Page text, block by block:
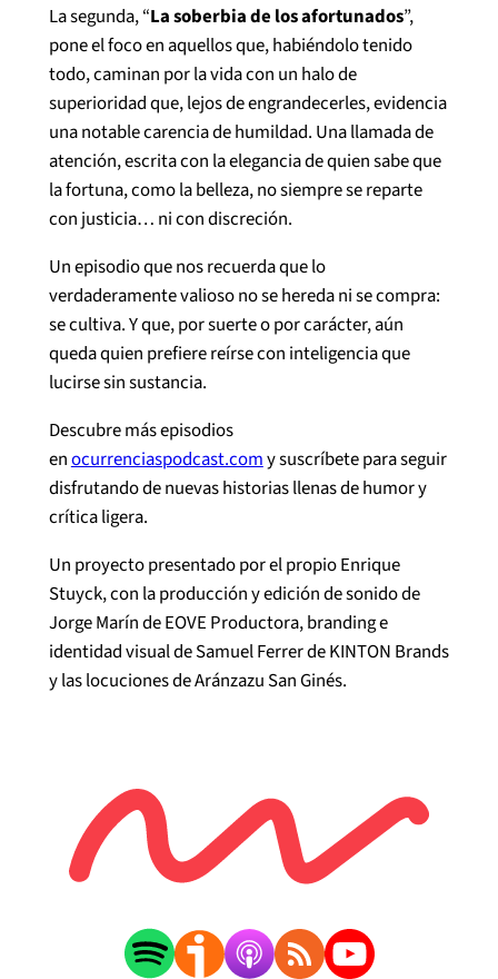
La segunda, “La soberbia de los afortunados”,
pone el foco en aquellos que, habiéndolo tenido
todo, caminan por la vida con un halo de
superioridad que, lejos de engrandecerles, evidencia
una notable carencia de humildad. Una llamada de
atención, escrita con la elegancia de quien sabe que
la fortuna, como la belleza, no siempre se reparte
con justicia… ni con discreción.
Un episodio que nos recuerda que lo
verdaderamente valioso no se hereda ni se compra:
se cultiva. Y que, por suerte o por carácter, aún
queda quien prefiere reírse con inteligencia que
lucirse sin sustancia.
Descubre más episodios
en ⁠⁠ocurrenciaspodcast.com⁠⁠ y suscríbete para seguir
disfrutando de nuevas historias llenas de humor y
crítica ligera.
Un proyecto presentado por el propio Enrique
Stuyck, con la producción y edición de sonido de
Jorge Marín de EOVE Productora, branding e
identidad visual de Samuel Ferrer de KINTON Brands
y las locuciones de Aránzazu San Ginés.